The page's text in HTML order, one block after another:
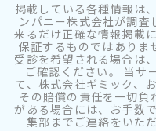
掲載している各種情報は
ンパニー株式会社が調査
来るだけ正確な情報掲載
保証するものではありま
受診を希望される場合は
ご確認ください。 当サ
て、株式会社ギミック、
その賠償の責任を一切負
がある場合には、お手数
集部までご連絡をいた